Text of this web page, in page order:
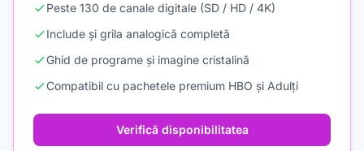
Peste 130 de canale digitale (SD / HD / 4K)
Include și grila analogică completă
Ghid de programe și imagine cristalină
Compatibil cu pachetele premium HBO și Adulți
Verifică disponibilitatea